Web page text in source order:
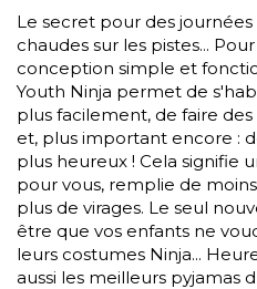
Le secret pour des
chaudes sur les pistes...
conception simple et
Youth Ninja permet de
plus facilement, de faire
et, plus important encore :
plus heureux ! Cela signifie
pour vous, remplie de
plus de virages. Le seul
être que vos enfants ne
leurs costumes Ninja...
aussi les meilleurs pyjamas